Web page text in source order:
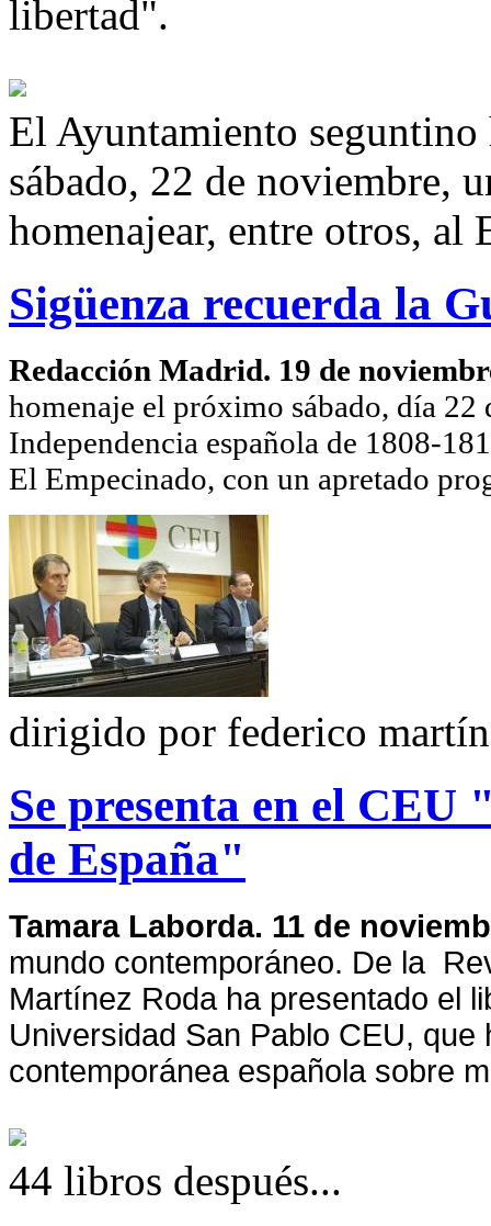
libertad".
El Ayuntamiento
sábado, 22 de noviembre,
homenajear, entre otros, al
Sigüenza recuerda la
Redacción Madrid. 19 de
homenaje el próximo sábado, día 22
Independencia española de 1808-
El Empecinado, con un apretado
dirigido por federico
Se presenta en el
de España"
Tamara Laborda. 11 de
mundo contemporáneo. De la
Martínez Roda ha presentado el
Universidad San Pablo CEU,
contemporánea española sobre
44 libros después...